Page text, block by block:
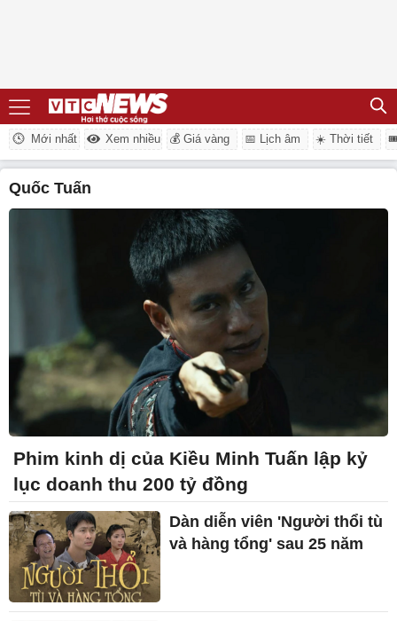
Mới nhất Xem nhiều 💰 Giá vàng 📅 Lịch âm ☀️ Thời tiết
Quốc Tuấn
Phim kinh dị của Kiều Minh Tuấn lập kỷ
lục doanh thu 200 tỷ đồng
Dàn diễn viên 'Người thổi tù
và hàng tổng' sau 25 năm